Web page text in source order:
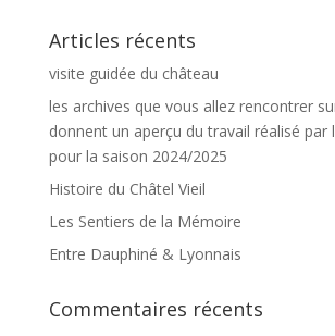
Articles récents
visite guidée du château
les archives que vous allez rencontrer
donnent un aperçu du travail réalisé par
pour la saison 2024/2025
Histoire du Châtel Vieil
Les Sentiers de la Mémoire
Entre Dauphiné & Lyonnais
Commentaires récents